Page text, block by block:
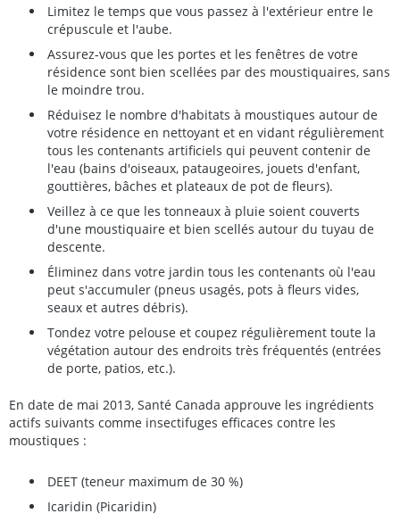
Limitez le temps que vous passez à l'extérieur entre le
crépuscule et l'aube.
Assurez-vous que les portes et les fenêtres de votre
résidence sont bien scellées par des moustiquaires, sans
le moindre trou.
Réduisez le nombre d'habitats à moustiques autour de
votre résidence en nettoyant et en vidant régulièrement
tous les contenants artificiels qui peuvent contenir de
l'eau (bains d'oiseaux, pataugeoires, jouets d'enfant,
gouttières, bâches et plateaux de pot de fleurs).
Veillez à ce que les tonneaux à pluie soient couverts
d'une moustiquaire et bien scellés autour du tuyau de
descente.
Éliminez dans votre jardin tous les contenants où l'eau
peut s'accumuler (pneus usagés, pots à fleurs vides,
seaux et autres débris).
Tondez votre pelouse et coupez régulièrement toute la
végétation autour des endroits très fréquentés (entrées
de porte, patios, etc.).
En date de mai 2013, Santé Canada approuve les ingrédients
actifs suivants comme insectifuges efficaces contre les
moustiques :
DEET (teneur maximum de 30 %)
Icaridin (Picaridin)